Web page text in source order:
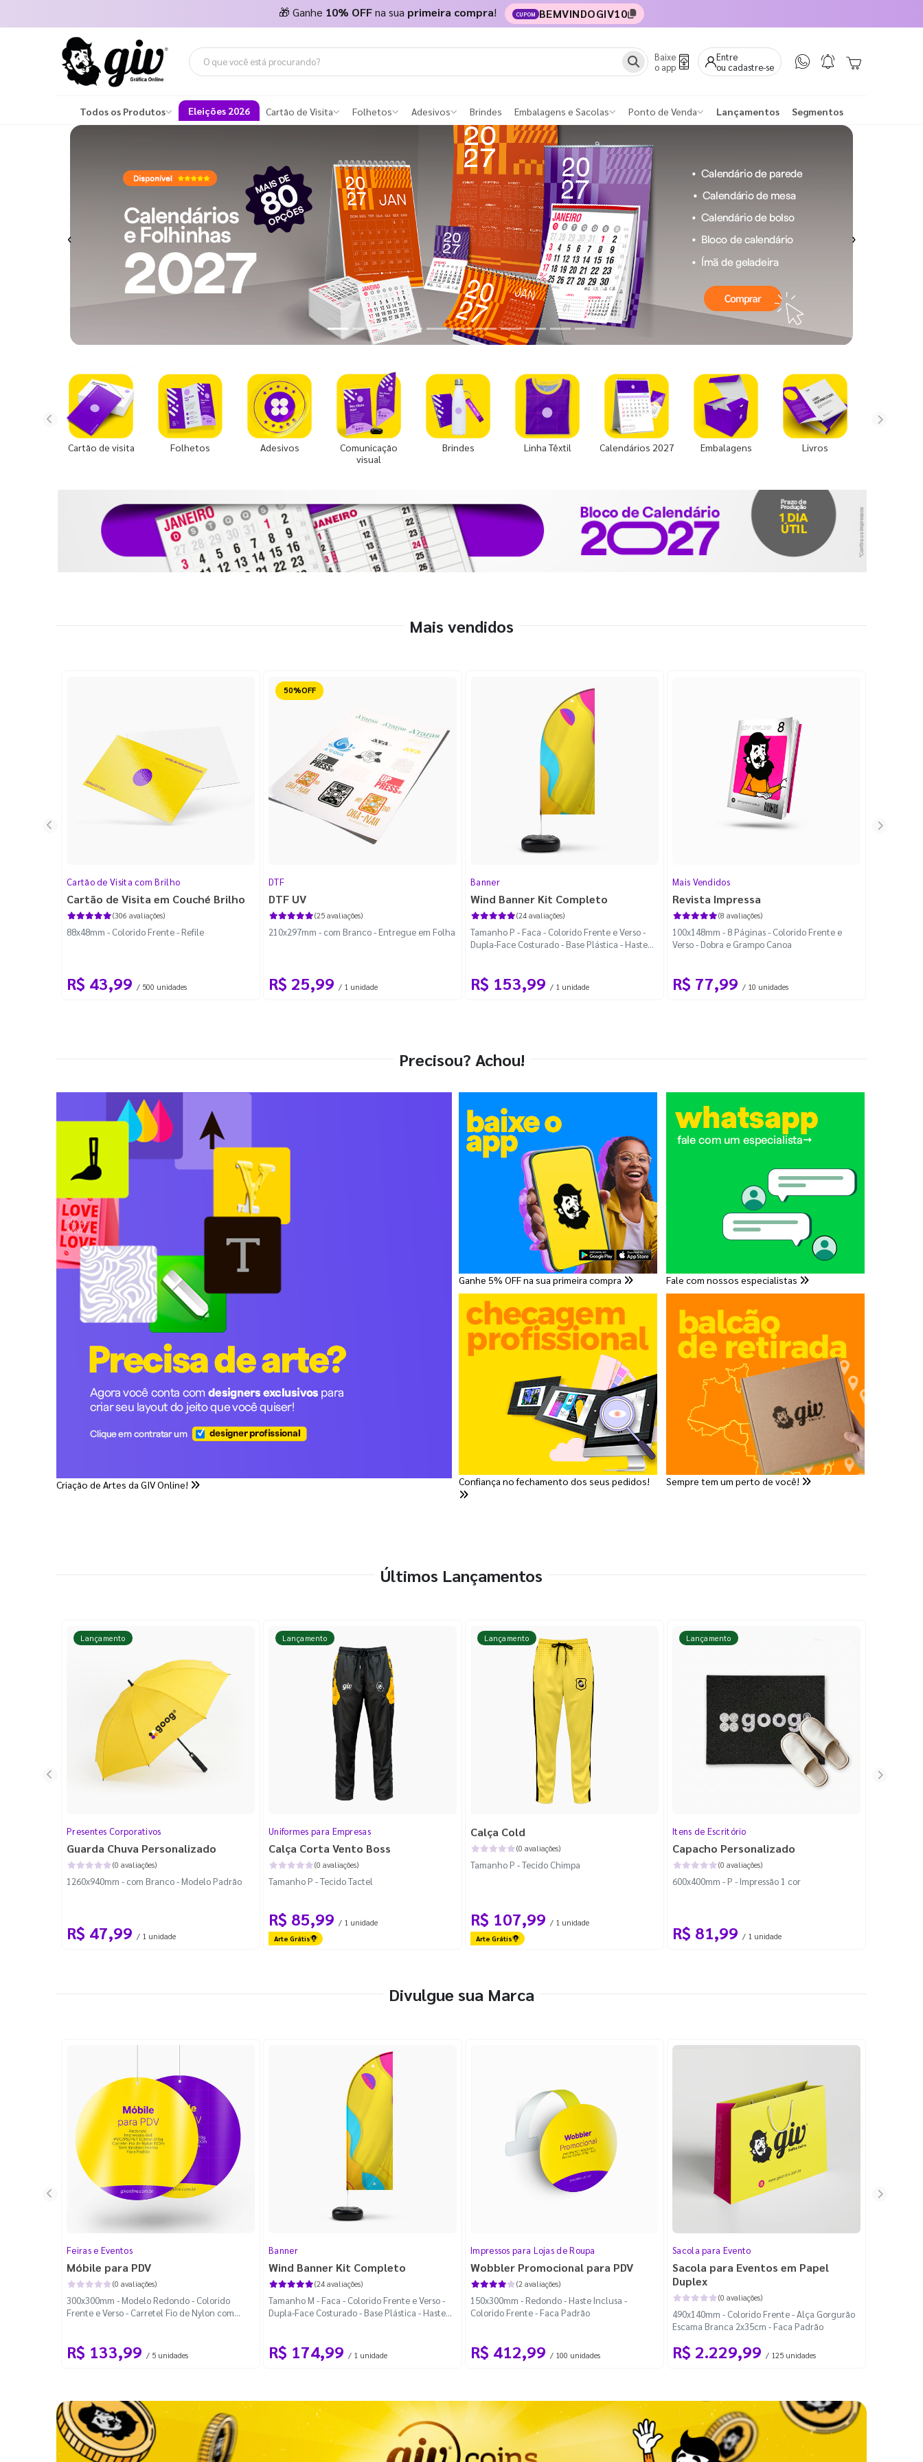
🎁 Ganhe 10% OFFna sua primeira compra! CUPOM BEMVINDOGIV10
Baixe
o app
Entre
ou cadastre-se
Todos os Produtos Eleições 2026 Cartão de Visita Folhetos Adesivos Brindes Embalagens e Sacolas Ponto de Venda Lançamentos Segmentos
Previous Next
Cartão de visita Folhetos Adesivos
Comunicação
visual
Brindes Linha Têxtil Calendários 2027 Embalagens Livros
Mais vendidos
Cartão de Visita com Brilho
Cartão de Visita em Couché Brilho
(306 avaliações)
88x48mm - Colorido Frente - Refile
R$ 43,99 / 500 unidades
Reduzido
DTF
DTF UV
(25 avaliações)
210x297mm - com Branco - Entregue em Folha
R$ 25,99 / 1 unidade
Banner
Wind Banner Kit Completo
(24 avaliações)
Tamanho P - Faca - Colorido Frente e Verso -
Dupla-Face Costurado - Base Plástica - Haste
R$ 153,99 / 1 unidade
Mais Vendidos
Revista Impressa
(8 avaliações)
100x148mm - 8 Páginas - Colorido Frente e
Verso - Dobra e Grampo Canoa
R$ 77,99 / 10 unidades
Precisou? Achou!
Criação de Artes da GIV Online!
Ganhe 5% OFF na sua primeira compra
Confiança no fechamento dos seus pedidos!
Fale com nossos especialistas
Sempre tem um perto de você!
Últimos Lançamentos
Lançamento
Presentes Corporativos
Guarda Chuva Personalizado
(0 avaliações)
1260x940mm - com Branco - Modelo Padrão
R$ 47,99 / 1 unidade
Lançamento
Uniformes para Empresas
Calça Corta Vento Boss
(0 avaliações)
Tamanho P - Tecido Tactel
R$ 85,99 / 1 unidade
Arte Grátis
Lançamento
Calça Cold
(0 avaliações)
Tamanho P - Tecido Chimpa
R$ 107,99 / 1 unidade
Arte Grátis
Lançamento
Itens de Escritório
Capacho Personalizado
(0 avaliações)
600x400mm - P - Impressão 1 cor
R$ 81,99 / 1 unidade
Divulgue sua Marca
Feiras e Eventos
Móbile para PDV
(0 avaliações)
300x300mm - Modelo Redondo - Colorido
Frente e Verso - Carretel Fio de Nylon com
R$ 133,99 / 5 unidades
Banner
Wind Banner Kit Completo
(24 avaliações)
Tamanho M - Faca - Colorido Frente e Verso -
Dupla-Face Costurado - Base Plástica - Haste
R$ 174,99 / 1 unidade
Impressos para Lojas de Roupa
Wobbler Promocional para PDV
(2 avaliações)
150x300mm - Redondo - Haste Inclusa -
Colorido Frente - Faca Padrão
R$ 412,99 / 100 unidades
Sacola para Evento
Sacola para Eventos em Papel
Duplex
(0 avaliações)
490x140mm - Colorido Frente - Alça Gorgurão
Escama Branca 2x35cm - Faca Padrão
R$ 2.229,99 / 125 unidades